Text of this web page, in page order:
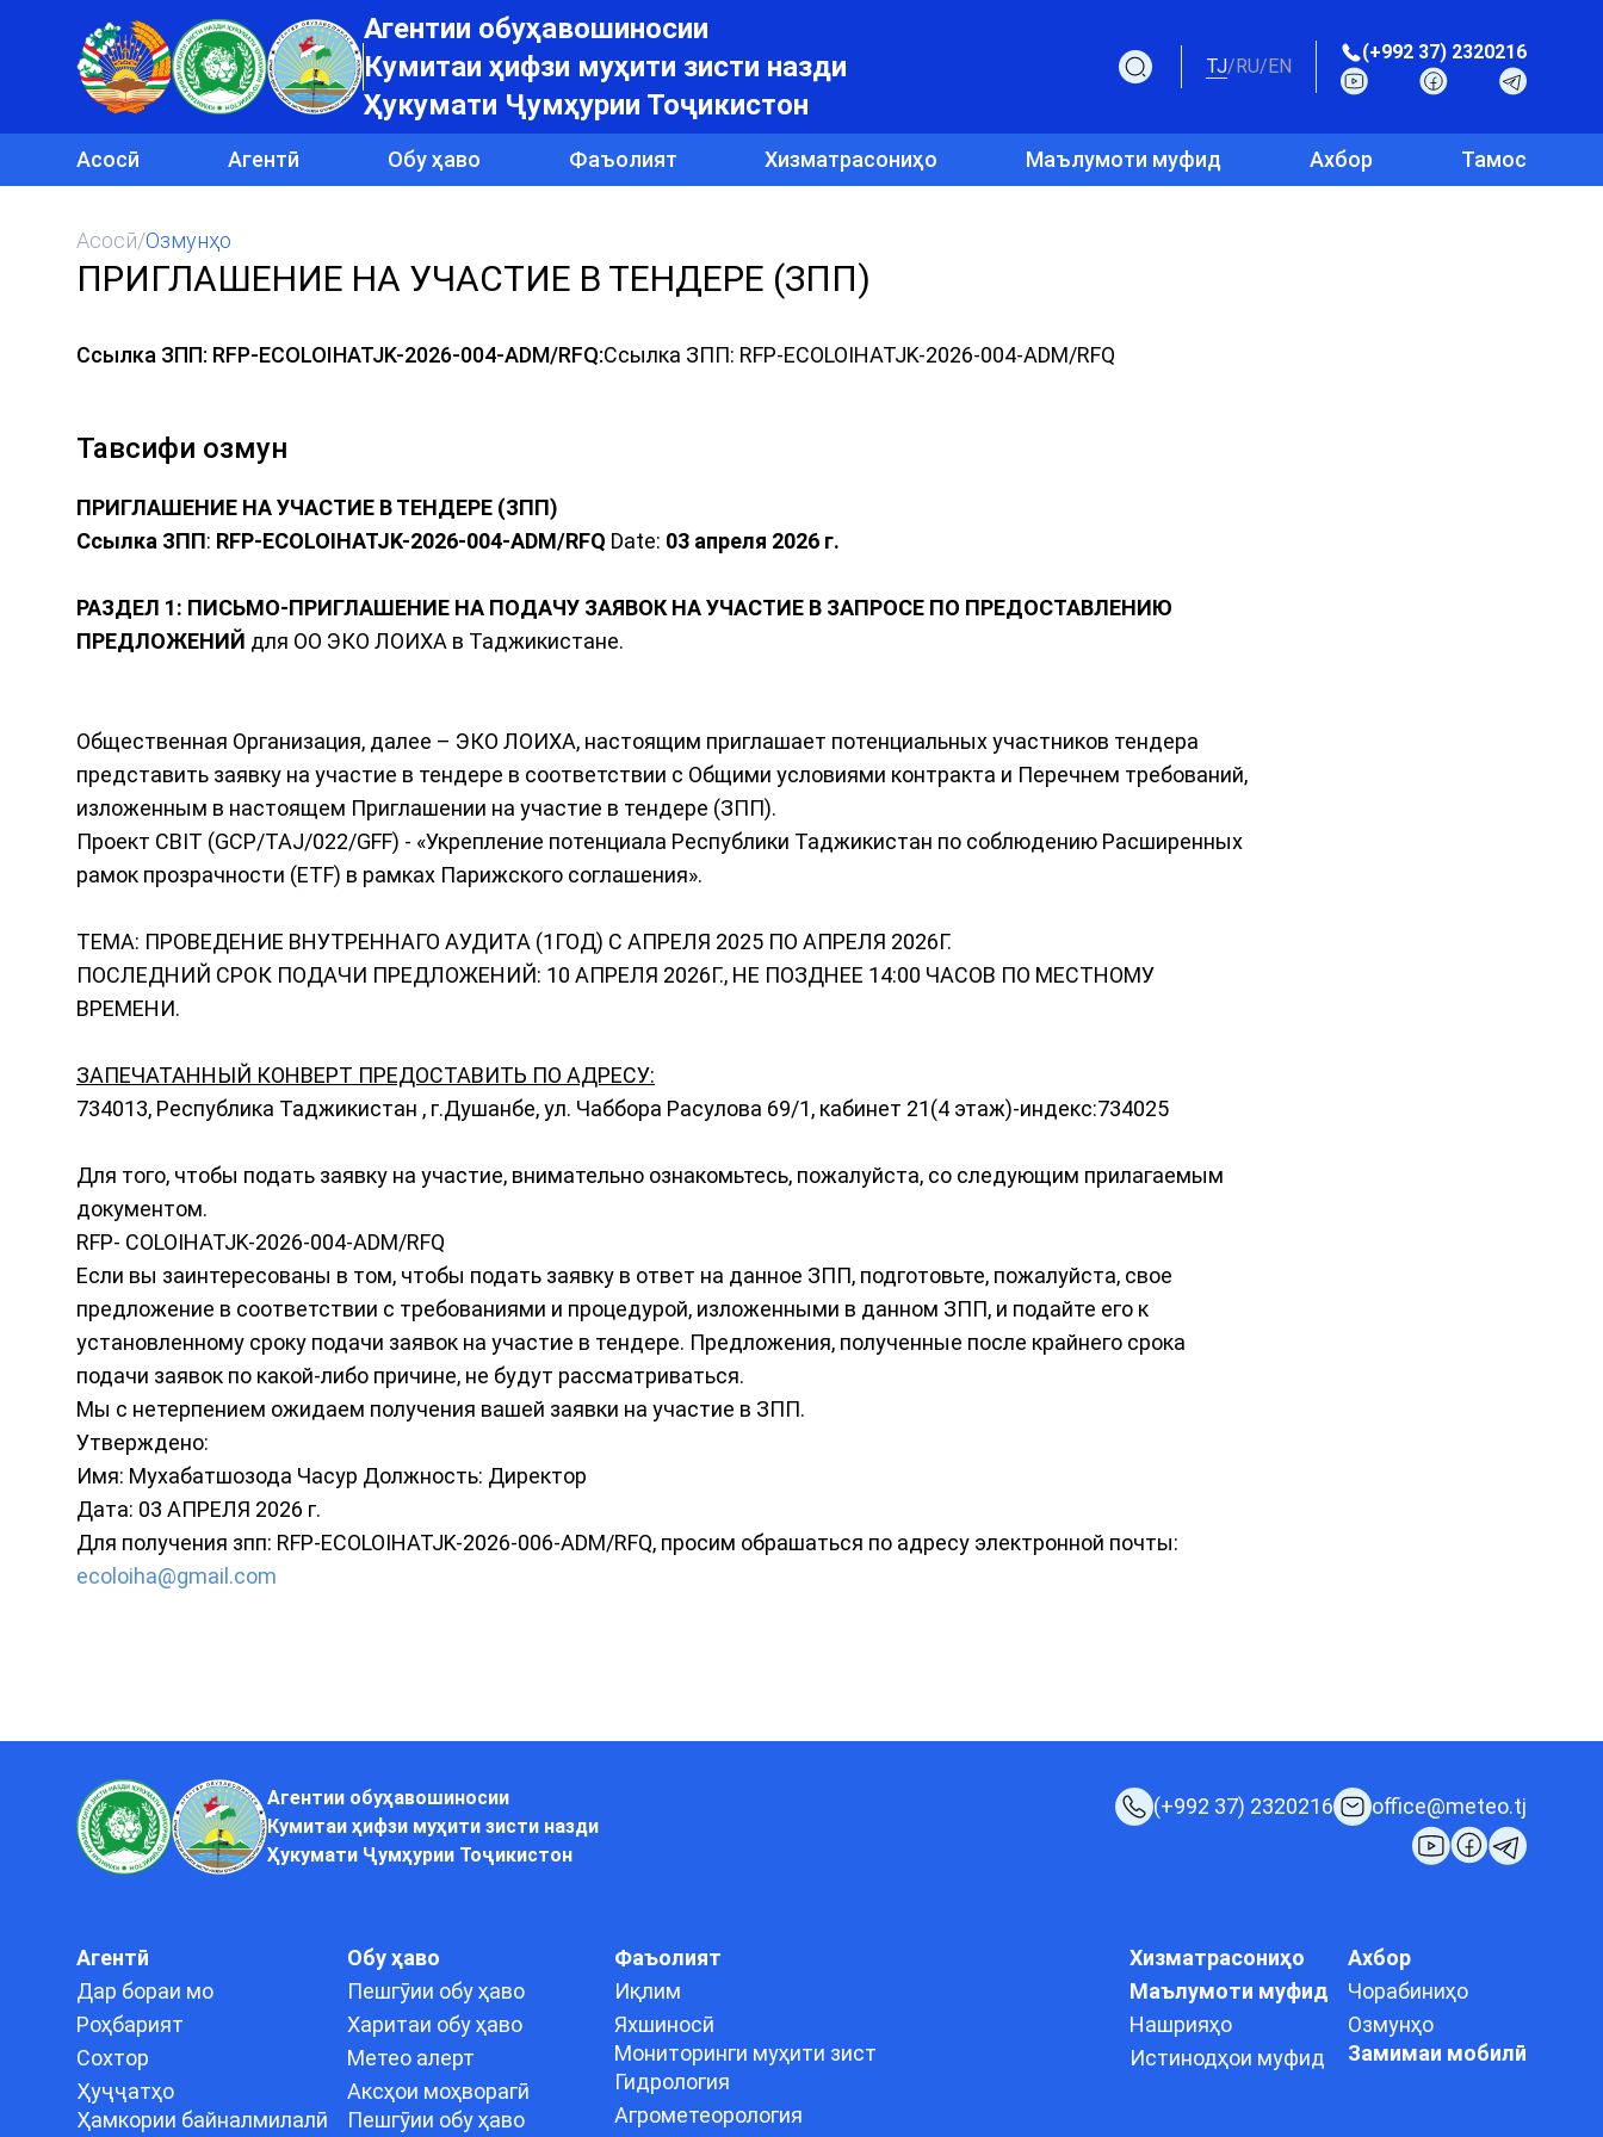
Агентии обуҳавошиносии
Кумитаи ҳифзи муҳити зисти назди
Ҳукумати Ҷумҳурии Тоҷикистон
TJ/RU/EN
(+992 37) 2320216
Асосӣ Агентӣ Обу ҳаво Фаъолият Хизматрасониҳо Маълумоти муфид Ахбор Тамос
Асосӣ/Озмунҳо
ПРИГЛАШЕНИЕ НА УЧАСТИЕ В ТЕНДЕРЕ (ЗПП)
Ссылка ЗПП: RFP-ECOLOIHATJK-2026-004-ADM/RFQ:Ссылка ЗПП: RFP-ECOLOIHATJK-2026-004-ADM/RFQ
Тавсифи озмун
ПРИГЛАШЕНИЕ НА УЧАСТИЕ В ТЕНДЕРЕ (ЗПП)
Ссылка ЗПП: RFP-ECOLOIHATJK-2026-004-ADM/RFQ Date: 03 апреля 2026 г.
РАЗДЕЛ 1: ПИСЬМО-ПРИГЛАШЕНИЕ НА ПОДАЧУ ЗАЯВОК НА УЧАСТИЕ В ЗАПРОСЕ ПО ПРЕДОСТАВЛЕНИЮ
ПРЕДЛОЖЕНИЙ для ОО ЭКО ЛОИХА в Таджикистане.
Общественная Организация, далее – ЭКО ЛОИХА, настоящим приглашает потенциальных участников тендера
представить заявку на участие в тендере в соответствии с Общими условиями контракта и Перечнем требований,
изложенным в настоящем Приглашении на участие в тендере (ЗПП).
Проект CBIT (GCP/TAJ/022/GFF) - «Укрепление потенциала Республики Таджикистан по соблюдению Расширенных
рамок прозрачности (ETF) в рамках Парижского соглашения».
ТЕМА: ПРОВЕДЕНИЕ ВНУТРЕННАГО АУДИТА (1ГОД) С АПРЕЛЯ 2025 ПО АПРЕЛЯ 2026Г.
ПОСЛЕДНИЙ СРОК ПОДАЧИ ПРЕДЛОЖЕНИЙ: 10 АПРЕЛЯ 2026Г., НЕ ПОЗДНЕЕ 14:00 ЧАСОВ ПО МЕСТНОМУ
ВРЕМЕНИ.
ЗАПЕЧАТАННЫЙ КОНВЕРТ ПРЕДОСТАВИТЬ ПО АДРЕСУ:
734013, Республика Таджикистан , г.Душанбе, ул. Чаббора Расулова 69/1, кабинет 21(4 этаж)-индекс:734025
Для того, чтобы подать заявку на участие, внимательно ознакомьтесь, пожалуйста, со следующим прилагаемым
документом.
RFP- COLOIHATJK-2026-004-ADM/RFQ
Если вы заинтересованы в том, чтобы подать заявку в ответ на данное ЗПП, подготовьте, пожалуйста, свое
предложение в соответствии с требованиями и процедурой, изложенными в данном ЗПП, и подайте его к
установленному сроку подачи заявок на участие в тендере. Предложения, полученные после крайнего срока
подачи заявок по какой-либо причине, не будут рассматриваться.
Мы с нетерпением ожидаем получения вашей заявки на участие в ЗПП.
Утверждено:
Имя: Мухабатшозода Часур Должность: Директор
Дата: 03 АПРЕЛЯ 2026 г.
Для получения зпп: RFP-ECOLOIHATJK-2026-006-ADM/RFQ, просим обрашаться по адресу электронной почты:
ecoloiha@gmail.com
Агентии обуҳавошиносии
Кумитаи ҳифзи муҳити зисти назди
Ҳукумати Ҷумҳурии Тоҷикистон
(+992 37) 2320216 office@meteo.tj
Агентӣ
Дар бораи мо
Роҳбарият
Сохтор
Ҳуҷҷатҳо
Ҳамкории байналмилалӣ
Обу ҳаво
Пешгӯии обу ҳаво
Харитаи обу ҳаво
Метео алерт
Аксҳои моҳворагӣ
Пешгӯии обу ҳаво
Фаъолият
Иқлим
Яхшиносӣ
Мониторинги муҳити зист
Гидрология
Агрометеорология
Хизматрасониҳо
Маълумоти муфид
Нашрияҳо
Истинодҳои муфид
Ахбор
Чорабиниҳо
Озмунҳо
Замимаи мобилӣ